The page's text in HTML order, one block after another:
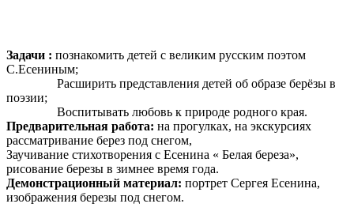
Задачи : познакомить детей с великим русским поэтом
С.Есениным;
Расширить представления детей об образе берёзы в
поэзии;
Воспитывать любовь к природе родного края.
Предварительная работа: на прогулках, на экскурсиях
рассматривание берез под снегом,
Заучивание стихотворения с Есенина « Белая береза»,
рисование березы в зимнее время года.
Демонстрационный материал: портрет Сергея Есенина,
изображения березы под снегом.